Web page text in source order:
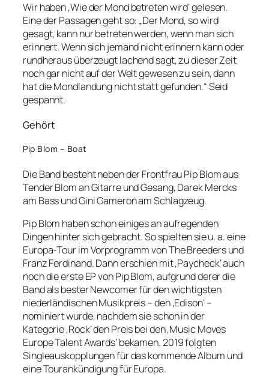
Wir haben ‚Wie der Mond betreten wird‘ gelesen.
Eine der Passagen geht so: „Der Mond, so wird
gesagt, kann nur betreten werden, wenn man sich
erinnert. Wenn sich jemand nicht erinnern kann oder
rundheraus überzeugt lachend sagt, zu dieser Zeit
noch gar nicht auf der Welt gewesen zu sein, dann
hat die Mondlandung nicht statt gefunden.“ Seid
gespannt.
Gehört
Pip Blom – Boat
Die Band besteht neben der Frontfrau Pip Blom aus
Tender Blom an Gitarre und Gesang, Darek Mercks
am Bass und Gini Gameron am Schlagzeug.
Pip Blom haben schon einiges an aufregenden
Dingen hinter sich gebracht. So spielten sie u. a. eine
Europa-Tour im Vorprogramm von The Breeders und
Franz Ferdinand. Dann erschien mit ‚Paycheck‘ auch
noch die erste EP von Pip Blom, aufgrund derer die
Band als bester Newcomer für den wichtigsten
niederländischen Musikpreis – den ‚Edison‘ –
nominiert wurde, nachdem sie schon in der
Kategorie ‚Rock‘ den Preis bei den ‚Music Moves
Europe Talent Awards‘ bekamen. 2019 folgten
Singleauskopplungen für das kommende Album und
eine Tourankündigung für Europa.